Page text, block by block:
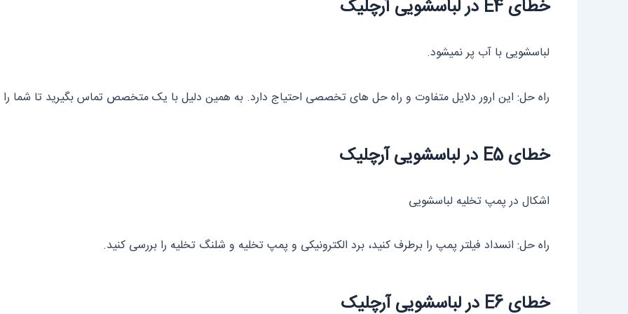
خطای E4 در لباسشویی آرچلیک
لباسشویی با آب پر نمیشود.
راه حل: این ارور دلایل متفاوت و راه حل های تخصصی احتیاج دارد. به همین دلیل با یک متخصص تماس بگیرید تا شما
خطای E5 در لباسشویی آرچلیک
اشکال در پمپ تخلیه لباسشویی
راه حل: انسداد فیلتر پمپ را برطرف کنید، برد الکترونیکی و پمپ تخلیه و شلنگ تخلیه را بررسی کنید.
خطای E6 در لباسشویی آرچلیک